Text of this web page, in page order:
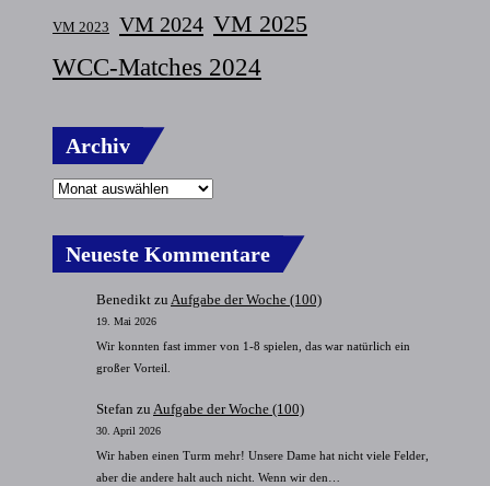
VM 2023 VM 2024 VM 2025
WCC-Matches 2024
Archiv
Neueste Kommentare
Benedikt zu Aufgabe der Woche (100)
19. Mai 2026
Wir konnten fast immer von 1-8 spielen, das war natürlich ein
großer Vorteil.
Stefan zu Aufgabe der Woche (100)
30. April 2026
Wir haben einen Turm mehr! Unsere Dame hat nicht viele Felder,
aber die andere halt auch nicht. Wenn wir den…